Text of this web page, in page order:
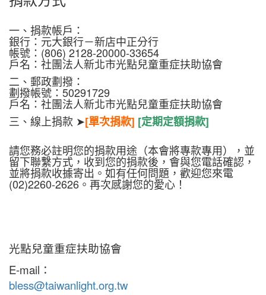
一、捐款帳戶：
銀行：元大銀行－新店中正分行
帳號：(806) 2128-20000-33654
戶名：社團法人新北市光點兒童重症扶助協會
二、郵政劃撥：
劃撥帳號：50291729
戶名：社團法人新北市光點兒童重症扶助協會
三、線上捐款 ➤[單次捐款] [定期定額捐款]
請您務必註明您的捐款用途（本會將專款專用），並
留下聯繫方式，收到您的捐款後，會與您電話確認，
並將捐款收據寄出。如有任何問題，歡迎您來電
(02)2260-2626。再次感謝您的愛心！
光點兒童重症扶助協會
E-mail：
bless@taiwanlight.org.tw